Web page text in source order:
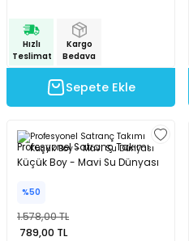
Hızlı
Teslimat
Kargo
Bedava
Sepete Ekle
Profesyonel Satranç Takımı
Küçük Boy - Mavi Su Dünyası
%50
1.578,00 TL
789,00 TL